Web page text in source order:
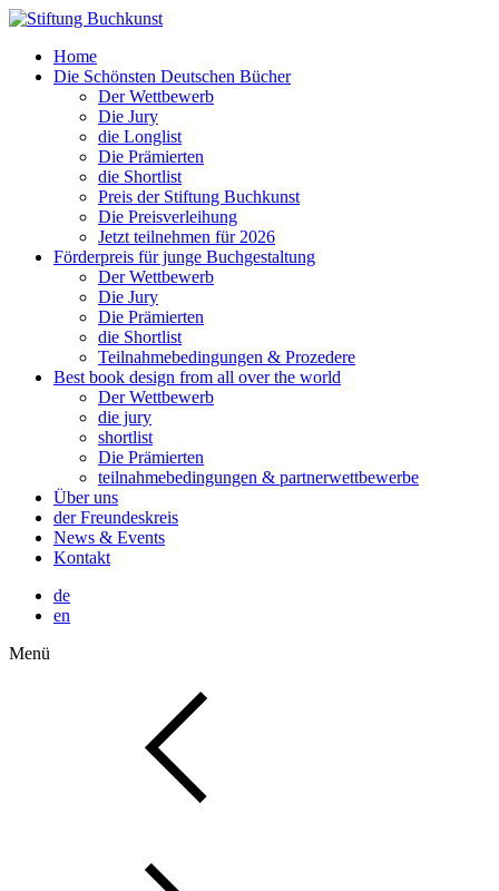
Home
Die Schönsten Deutschen Bücher
Der Wettbewerb
Die Jury
die Longlist
Die Prämierten
die Shortlist
Preis der Stiftung Buchkunst
Die Preisverleihung
Jetzt teilnehmen für 2026
Förderpreis für junge Buchgestaltung
Der Wettbewerb
Die Jury
Die Prämierten
die Shortlist
Teilnahmebedingungen & Prozedere
Best book design from all over the world
Der Wettbewerb
die jury
shortlist
Die Prämierten
teilnahmebedingungen & partnerwettbewerbe
Über uns
der Freundeskreis
News & Events
Kontakt
de
en
Menü